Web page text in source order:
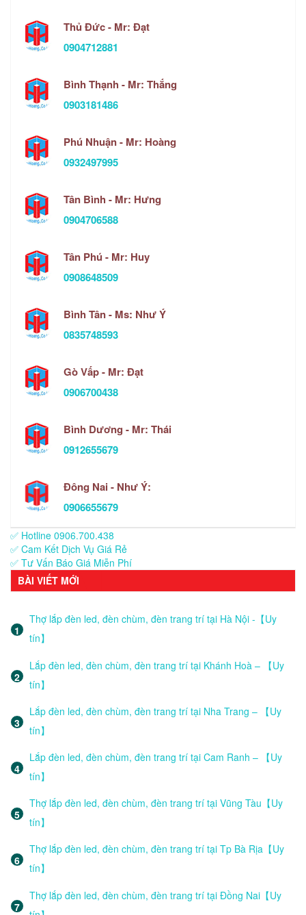
Thủ Đức - Mr: Đạt
0904712881
Bình Thạnh - Mr: Thắng
0903181486
Phú Nhuận - Mr: Hoàng
0932497995
Tân Bình - Mr: Hưng
0904706588
Tân Phú - Mr: Huy
0908648509
Bình Tân - Ms: Như Ý
0835748593
Gò Vấp - Mr: Đạt
0906700438
Bình Dương - Mr: Thái
0912655679
Đông Nai - Như Ý:
0906655679
✅ Hotline 0906.700.438
✅ Cam Kết Dịch Vụ Giá Rẻ
✅ Tư Vấn Báo Giá Miễn Phí
BÀI VIẾT MỚI
Thợ lắp đèn led, đèn chùm, đèn trang trí tại Hà Nội -【Uy
tín】
Lắp đèn led, đèn chùm, đèn trang trí tại Khánh Hoà – 【Uy
tín】
Lắp đèn led, đèn chùm, đèn trang trí tại Nha Trang – 【Uy
tín】
Lắp đèn led, đèn chùm, đèn trang trí tại Cam Ranh – 【Uy
tín】
Thợ lắp đèn led, đèn chùm, đèn trang trí tại Vũng Tàu【Uy
tín】
Thợ lắp đèn led, đèn chùm, đèn trang trí tại Tp Bà Rịa【Uy
tín】
Thợ lắp đèn led, đèn chùm, đèn trang trí tại Đồng Nai【Uy